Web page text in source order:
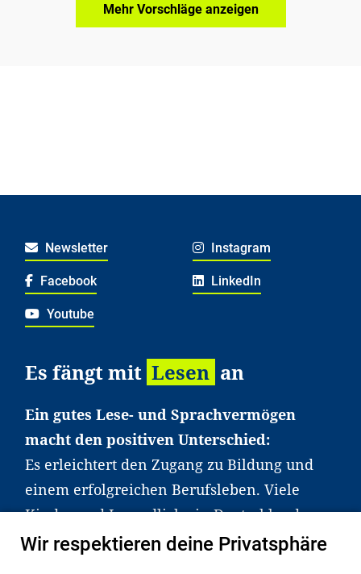
Mehr Vorschläge anzeigen
Newsletter Instagram
Facebook LinkedIn
Youtube
Es fängt mit Lesen an
Ein gutes Lese- und Sprachvermögen
macht den positiven Unterschied:
Es erleichtert den Zugang zu Bildung und
einem erfolgreichen Berufsleben. Viele
Kinder und Jugendliche in Deutschland
haben aber große Schwierigkeiten dabei.
Wir respektieren deine Privatsphäre